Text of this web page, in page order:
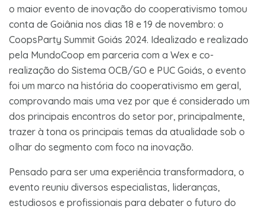
o maior evento de inovação do cooperativismo tomou
conta de Goiânia nos dias 18 e 19 de novembro: o
CoopsParty Summit Goiás 2024. Idealizado e realizado
pela MundoCoop em parceria com a Wex e co-
realização do Sistema OCB/GO e PUC Goiás, o evento
foi um marco na história do cooperativismo em geral,
comprovando mais uma vez por que é considerado um
dos principais encontros do setor por, principalmente,
trazer à tona os principais temas da atualidade sob o
olhar do segmento com foco na inovação.
Pensado para ser uma experiência transformadora, o
evento reuniu diversos especialistas, lideranças,
estudiosos e profissionais para debater o futuro do